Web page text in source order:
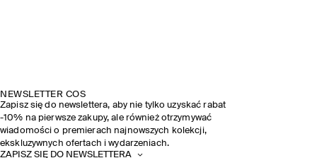
NEWSLETTER COS
Zapisz się do newslettera, aby nie tylko uzyskać rabat
-10% na pierwsze zakupy, ale również otrzymywać
wiadomości o premierach najnowszych kolekcji,
ekskluzywnych ofertach i wydarzeniach.
ZAPISZ SIĘ DO NEWSLETTERA